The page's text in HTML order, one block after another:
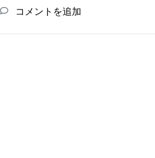
コメントを追加